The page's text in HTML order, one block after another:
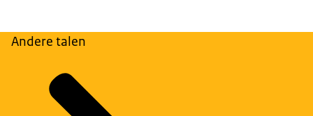
Andere talen